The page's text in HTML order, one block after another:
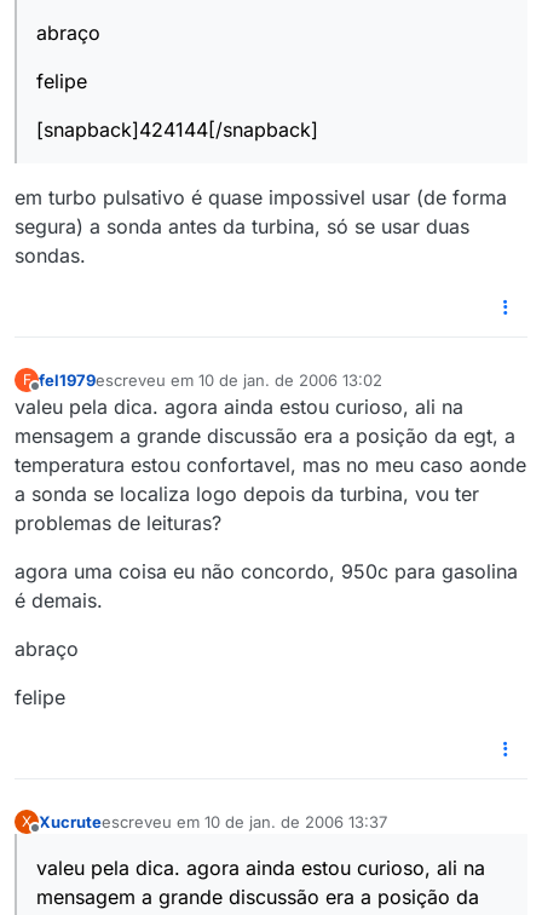
abraço
felipe
[snapback]424144[/snapback]
em turbo pulsativo é quase impossivel usar (de forma
segura) a sonda antes da turbina, só se usar duas
sondas.
F
Offline
fel1979escreveu em 10 de jan. de 2006 13:02
última edição por1 de out. de 2006 08:03
valeu pela dica. agora ainda estou curioso, ali na
mensagem a grande discussão era a posição da egt, a
temperatura estou confortavel, mas no meu caso aonde
a sonda se localiza logo depois da turbina, vou ter
problemas de leituras?
agora uma coisa eu não concordo, 950c para gasolina
é demais.
abraço
felipe
X Xucruteescreveu em 10 de jan. de 2006 13:37
última edição por
valeu pela dica. agora ainda estou curioso, ali na
mensagem a grande discussão era a posição da